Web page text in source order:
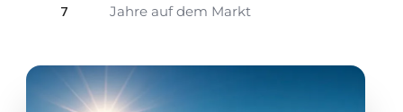
7 Jahre auf dem Markt